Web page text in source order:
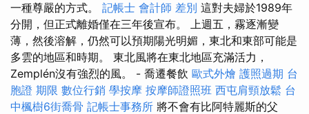
一種尊嚴的方式。 記帳士 會計師 差別 這對夫婦於1989年
分開，但正式離婚僅在三年後宣布。 上週五，霧逐漸變
薄，然後溶解，仍然可以預期陽光明媚，東北和東部可能是
多雲的地區和時期。 東北風將在東北地區充滿活力，
Zemplén沒有強烈的風。 - 喬遷餐飲 歐式外燴 護照過期 台
胞證 期限 數位行銷 學按摩 按摩師證照班 西屯肩頸放鬆 台
中楓樹6街喬骨 記帳士事務所 將不會有比阿特麗斯的父